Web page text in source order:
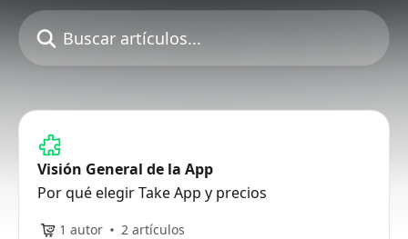
Buscar artículos...
Visión General de la App
Por qué elegir Take App y precios
1 autor 2 artículos